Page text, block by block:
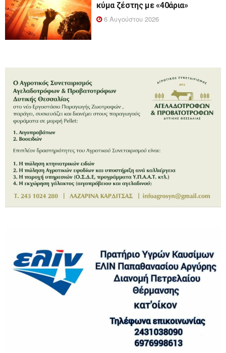
κύμα ζέστης με «40άρια»
6 Αυγούστου 2026